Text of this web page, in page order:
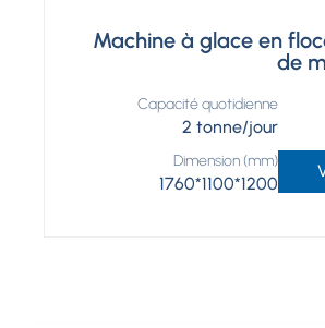
Machine à glace en
de
Capacité quotidienne
2 tonne/jour
Dimension (mm)
1760*1100*1200